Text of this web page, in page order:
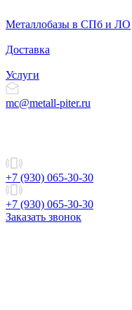
Металлобазы в СПб и ЛО
Доставка
Услуги
mc@metall-piter.ru
+7 (930) 065-30-30
+7 (930) 065-30-30
Заказать звонок